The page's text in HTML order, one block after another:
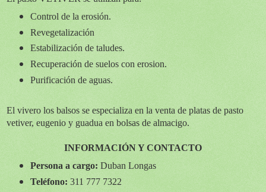
Control de la erosión.
Revegetalización
Estabilización de taludes.
Recuperación de suelos con erosion.
Purificación de aguas.
El vivero los balsos se especializa en la venta de platas de pasto
vetiver, eugenio y guadua en bolsas de almacigo.
INFORMACIÓN Y CONTACTO
Persona a cargo: Duban Longas
Teléfono: 311 777 7322